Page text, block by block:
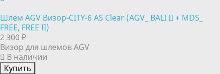
Шлем AGV Визор-CITY-6 AS Clear (AGV_ BALI II + MDS_
FREE, FREE II)
2 300 ₽
Визор для шлемов AGV
В наличии
Купить